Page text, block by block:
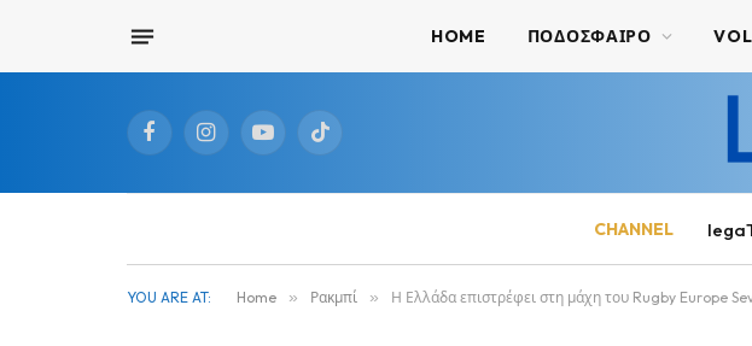
HOME ΠΟΔΟΣΦΑΙΡΟ
FacebookInstagramYouTubeTikTok
CHANNEL
YOU ARE AT: Home » Ρακμπί » Η Ελλάδα επιστρέφει στη μάχη του Rugby Europe